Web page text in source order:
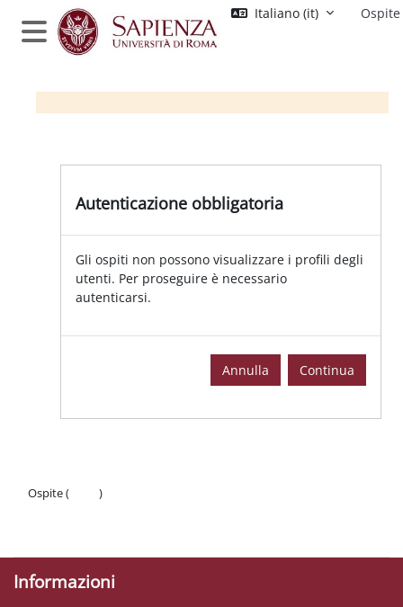
Vai al contenuto principale
Pannello laterale
Italiano ‎(it)‎ Ospite
Autenticazione obbligatoria
Gli ospiti non possono visualizzare i profili degli
utenti. Per proseguire è necessario
autenticarsi.
Annulla Continua
Ospite (
)
Informazioni